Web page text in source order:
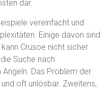
dar.
vereinfacht und
Einige davon sind
Crusoe nicht sicher
Suche nach
Das Problem der
oft unlösbar. Zweitens,